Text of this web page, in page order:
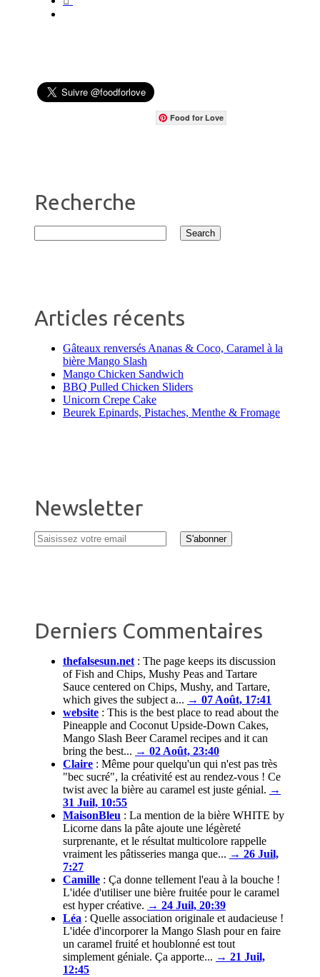
Food for Love
Recherche
Articles récents
Gâteaux renversés Ananas & Coco, Caramel à la
bière Mango Slash
Mango Chicken Sandwich
BBQ Pulled Chicken Sliders
Unicorn Crepe Cake
Beurek Epinards, Pistaches, Menthe & Fromage
Newsletter
Derniers Commentaires
thefalsesun.net : The page keeps its discussion
of Fish and Chips, Mushy Peas and Tartare
Sauce centered on Chips, Mushy, and Tartare,
which gives the subject a... → 07 Août, 17:41
website : This is the best place to read about the
Pineapple and Coconut Upside-Down Cakes,
Mango Slash Beer Caramel recipes and it can
bring the best... → 02 Août, 23:40
Claire : Même pour quelqu'un qui n'est pas très
"bec sucré", la créativité est au rendez-vous ! Ce
twist avec la bière au caramel est juste génial. →
31 Juil, 10:55
MaisonBleu : La mention de la bière WHITE by
Licorne dans la pâte ajoute une légèreté
surprenante, et le résultat multicolore rappelle
vraiment les pâtisseries manga que... → 26 Juil,
7:27
Camille : Ça donne tellement l'eau à la bouche !
L'idée d'utiliser une bière fruitée pour le caramel
est hyper créative. → 24 Juil, 20:39
Léa : Quelle association originale et audacieuse !
L'idée d'incorporer la Mango Slash pour en faire
un caramel fruité et houblonné est tout
simplement géniale. Ça apporte... → 21 Juil,
12:45